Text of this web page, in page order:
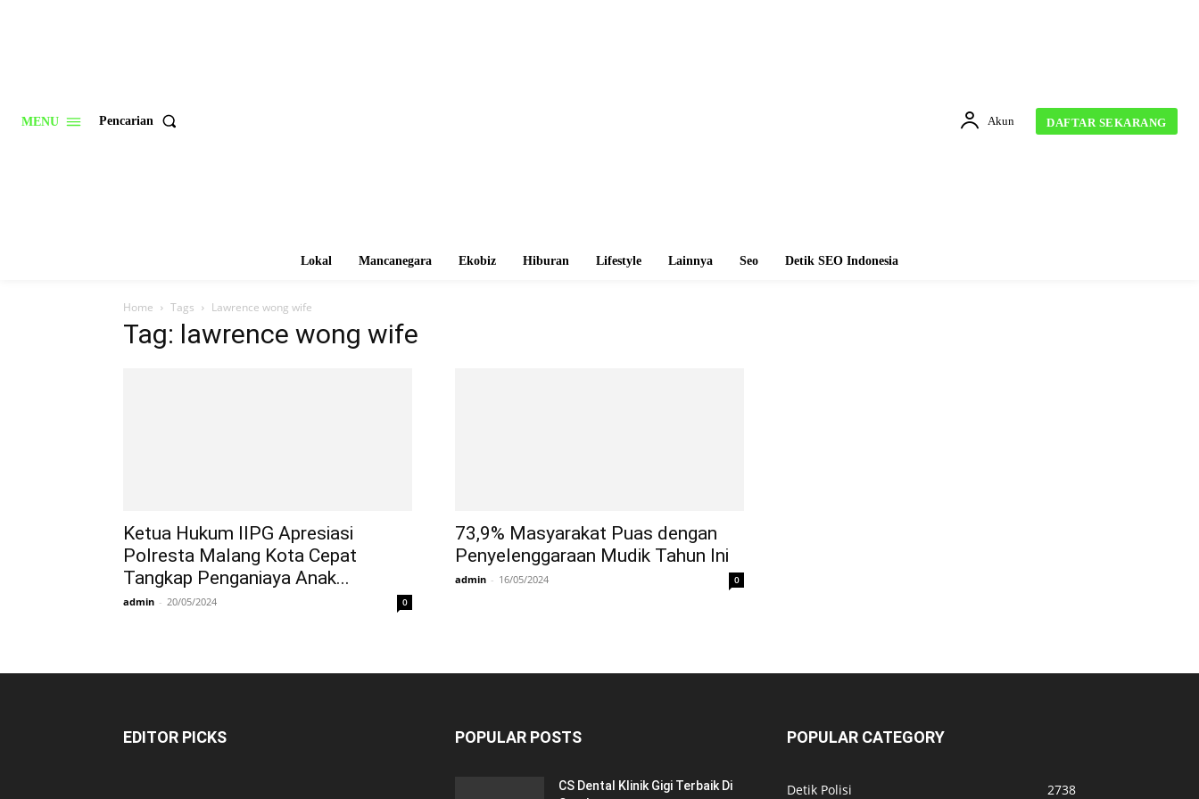
MENU Pencarian Akun DAFTAR SEKARANG
Lokal Mancanegara Ekobiz Hiburan Lifestyle Lainnya Seo Detik SEO Indonesia
Home Tags Lawrence wong wife
Tag: lawrence wong wife
Ketua Hukum IIPG Apresiasi
Polresta Malang Kota Cepat
Tangkap Penganiaya Anak...
admin - 20/05/2024 0
73,9% Masyarakat Puas dengan
Penyelenggaraan Mudik Tahun Ini
admin - 16/05/2024 0
EDITOR PICKS POPULAR POSTS
CS Dental Klinik Gigi Terbaik Di
POPULAR CATEGORY
Detik Polisi 2738